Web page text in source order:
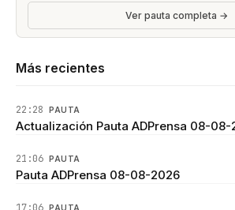
Ver pauta completa →
Más recientes
22:28 PAUTA
Actualización Pauta ADPrensa 08-08-
21:06 PAUTA
Pauta ADPrensa 08-08-2026
17:06 PAUTA